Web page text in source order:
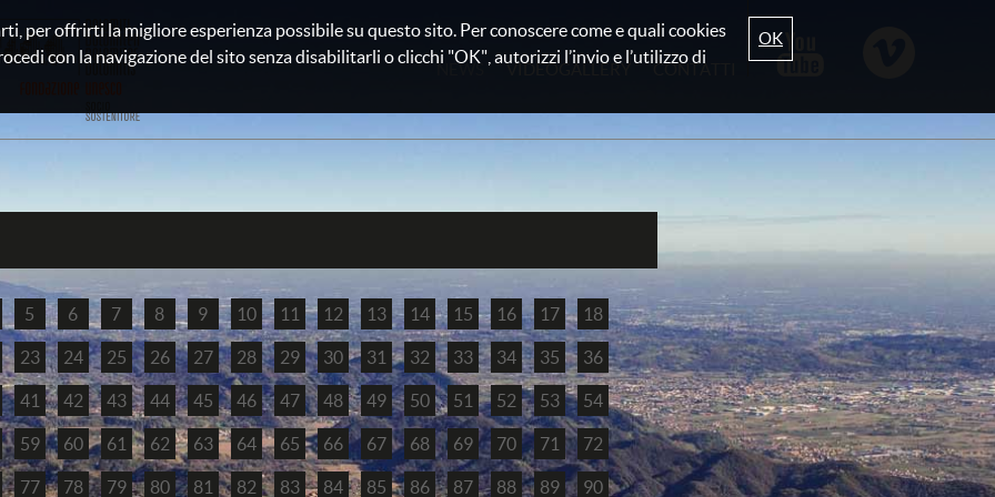
per offrirti la migliore esperienza possibile su questo sito. Per conoscere come e quali cookies
con la navigazione del sito senza disabilitarli o clicchi "OK", autorizzi l’invio e l’utilizzo di
OK
NEWS VIDEOGALLERY CONTATTI
5 6 7 8 9 10 11 12 13 14 15 16 17 18
23 24 25 26 27 28 29 30 31 32 33 34 35 36
41 42 43 44 45 46 47 48 49 50 51 52 53 54
59 60 61 62 63 64 65 66 67 68 69 70 71 72
77 78 79 80 81 82 83 84 85 86 87 88 89 90